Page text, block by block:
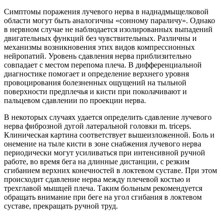
Симптомы поражения лучевого нерва в наднадмыщелковой
области могут быть аналогичны «сонному параличу». Однако
в нервном случае не наблюдается изолированных выпадений
двигательных функций без чувствительных. Различны и
механизмы возникновения этих видов компрессионных
нейропатий. Уровень сдавления нерва приблизительно
совпадает с местом перепома плеча. В дифференциальной
диагностике помогает и определение верхнего уровня
провоцирования болезненных ощущений на тыльной
поверхности предплечья и кисти при поколачивают и
пальцевом сдавлении по проекции нерва.
В некоторых случаях удается определить сдавление лучевого
нерва фиброзной дугой латеральной головки m. triceps.
Клиническая картина соответствует вышеизложенной. Боль и
онемение на тыле кисти в зоне снабжения лучевого нерва
периодически могут усиливаться при интенсивной ручной
работе, во время бега на длинные дистанции, с резким
сгибанием верхних конечностей в локтевом суставе. При этом
происходит сдавление нерва между плечевой костью и
трехглавой мышцей плеча. Таким больным рекомендуется
обращать внимание при беге на угол сгибания в локтевом
суставе, прекращать ручной труд.